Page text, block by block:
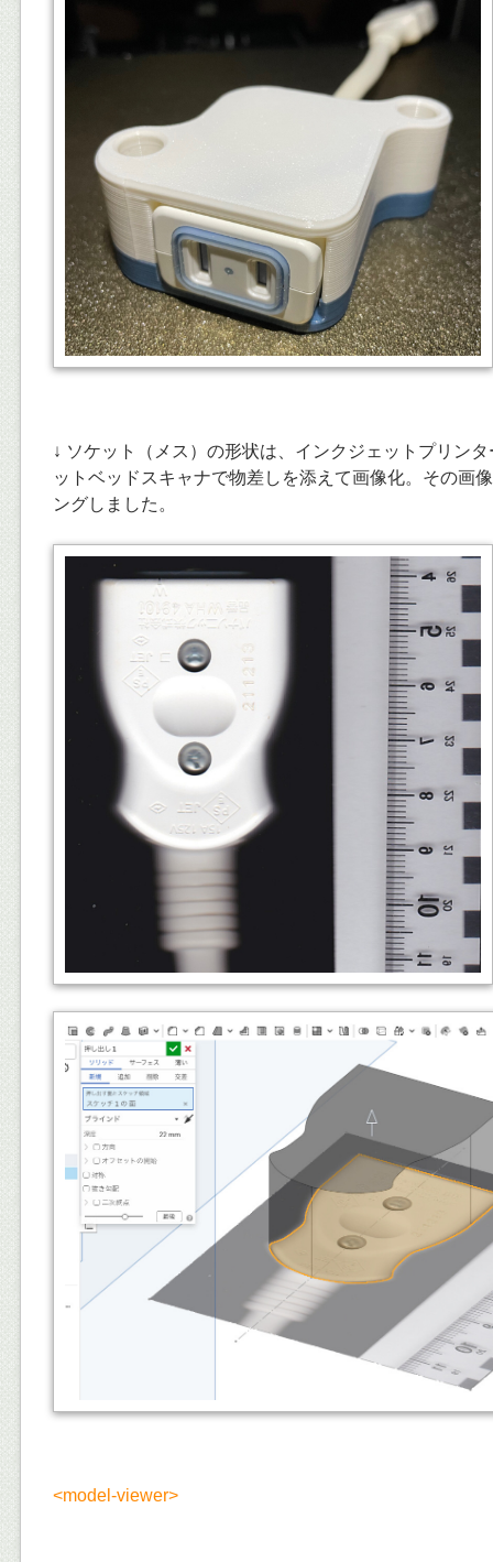
↓ ソケット（メス）の形状は、インクジェットプリン
ットベッドスキャナで物差しを添えて画像化。その画
ングしました。
<model-viewer>